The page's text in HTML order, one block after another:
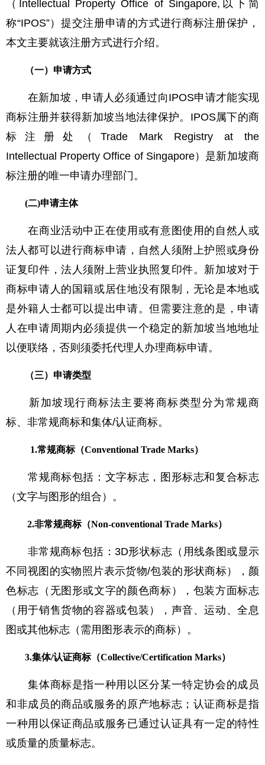
（Intellectual Property Office of Singapore,以下简
称“IPOS”）提交注册申请的方式进行商标注册保护，
本文主要就该注册方式进行介绍。
（一）申请方式
在新加坡，申请人必须通过向IPOS申请才能实现
商标注册并获得新加坡当地法律保护。IPOS属下的商
标注册处（Trade Mark Registry at the
Intellectual Property Office of Singapore）是新加坡商
标注册的唯一申请办理部门。
(二)申请主体
在商业活动中正在使用或有意图使用的自然人或
法人都可以进行商标申请，自然人须附上护照或身份
证复印件，法人须附上营业执照复印件。新加坡对于
商标申请人的国籍或居住地没有限制，无论是本地或
是外籍人士都可以提出申请。但需要注意的是，申请
人在申请周期内必须提供一个稳定的新加坡当地地址
以便联络，否则须委托代理人办理商标申请。
（三）申请类型
新加坡现行商标法主要将商标类型分为常规商
标、非常规商标和集体/认证商标。
1.常规商标（Conventional Trade Marks）
常规商标包括：文字标志，图形标志和复合标志
（文字与图形的组合）。
2.非常规商标（Non-conventional Trade Marks）
非常规商标包括：3D形状标志（用线条图或显示
不同视图的实物照片表示货物/包装的形状商标），颜
色标志（无图形或文字的颜色商标），包装方面标志
（用于销售货物的容器或包装），声音、运动、全息
图或其他标志（需用图形表示的商标）。
3.集体/认证商标（Collective/Certification Marks）
集体商标是指一种用以区分某一特定协会的成员
和非成员的商品或服务的原产地标志；认证商标是指
一种用以保证商品或服务已通过认证具有一定的特性
或质量的质量标志。